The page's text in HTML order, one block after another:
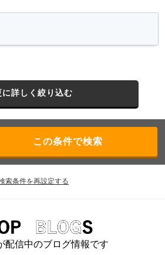
に詳しく絞り込む
索条件を再設定する
配信中のブログ情報です